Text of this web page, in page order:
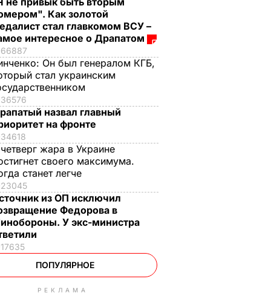
Как золотой
стал главкомом ВСУ –
интересное о Драпатом
66887
Он был генералом КГБ,
стал украинским
36576
назвал главный
на фронте
34618
жара в Украине
своего максимума.
станет легче
23045
из ОП исключил
Федорова в
У экс-министра
17635
ПОПУЛЯРНОЕ
РЕКЛАМА